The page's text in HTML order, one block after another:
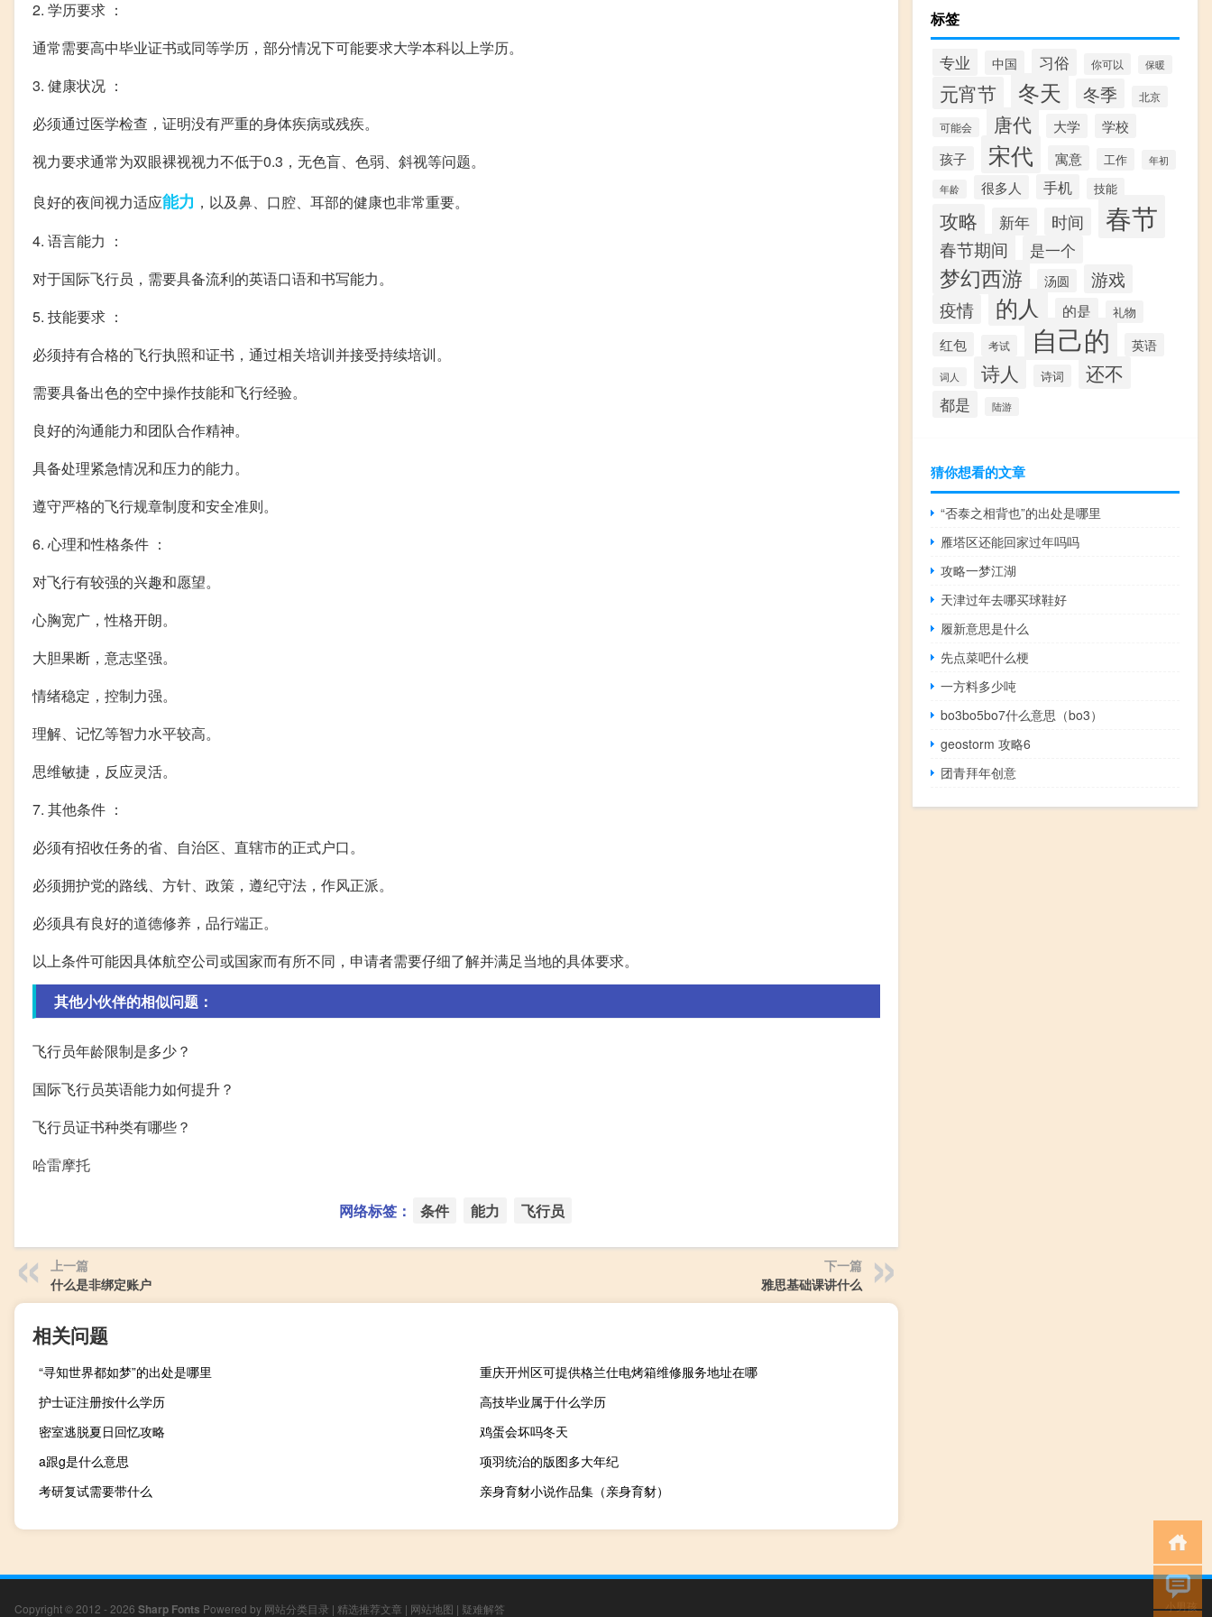
2. 学历要求 ：
通常需要高中毕业证书或同等学历，部分情况下可能要求大学本科以上学历。
3. 健康状况 ：
必须通过医学检查，证明没有严重的身体疾病或残疾。
视力要求通常为双眼裸视视力不低于0.3，无色盲、色弱、斜视等问题。
良好的夜间视力适应能力 ，以及鼻、口腔、耳部的健康也非常重要。
4. 语言能力 ：
对于国际飞行员，需要具备流利的英语口语和书写能力。
5. 技能要求 ：
必须持有合格的飞行执照和证书，通过相关培训并接受持续培训。
需要具备出色的空中操作技能和飞行经验。
良好的沟通能力和团队合作精神。
具备处理紧急情况和压力的能力。
遵守严格的飞行规章制度和安全准则。
6. 心理和性格条件 ：
对飞行有较强的兴趣和愿望。
心胸宽广，性格开朗。
大胆果断，意志坚强。
情绪稳定，控制力强。
理解、记忆等智力水平较高。
思维敏捷，反应灵活。
7. 其他条件 ：
必须有招收任务的省、自治区、直辖市的正式户口。
必须拥护党的路线、方针、政策，遵纪守法，作风正派。
必须具有良好的道德修养，品行端正。
以上条件可能因具体航空公司或国家而有所不同，申请者需要仔细了解并满足当地的具体要求。
其他小伙伴的相似问题：
飞行员年龄限制是多少？
国际飞行员英语能力如何提升？
飞行员证书种类有哪些？
哈雷摩托
网络标签： 条件 能力 飞行员
上一篇
什么是非绑定账户
下一篇
雅思基础课讲什么
相关问题
“寻知世界都如梦”的出处是哪里
重庆开州区可提供格兰仕电烤箱维修服务地址在哪
护士证注册按什么学历
高技毕业属于什么学历
密室逃脱夏日回忆攻略
鸡蛋会坏吗冬天
a跟g是什么意思
项羽统治的版图多大年纪
考研复试需要带什么
亲身育豺小说作品集（亲身育豺）
标签
专业 中国 习俗 你可以 保暖
元宵节 冬天 冬季 北京
可能会 唐代 大学
学校
孩子
宋代 寓意 工作 年初
年龄 很多人 手机 技能
攻略 新年 时间 春节
春节期间 是一个
梦幻西游 汤圆 游戏
疫情 的人 的是 礼物
红包 考试 自己的 英语
词人 诗人 诗词 还不
都是 陆游
猜你想看的文章
“否泰之相背也”的出处是哪里
雁塔区还能回家过年吗吗
攻略一梦江湖
天津过年去哪买球鞋好
履新意思是什么
先点菜吧什么梗
一方料多少吨
bo3bo5bo7什么意思（bo3）
geostorm 攻略6
团青拜年创意
Copyright © 2012 - 2026 Sharp Fonts Powered by 网站分类目录 | 精选推荐文章 | 网站地图 | 疑难解答 小男孩